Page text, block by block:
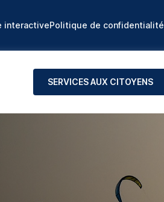
interactivePolitique de confidentialité
SERVICES AUX CITOYENS